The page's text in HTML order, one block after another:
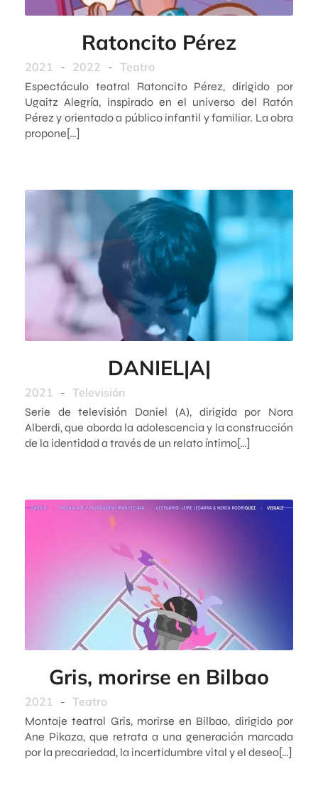
Ratoncito Pérez
2021 - 2022 - Teatro
Espectáculo teatral Ratoncito Pérez, dirigido por
Ugaitz Alegría, inspirado en el universo del Ratón
Pérez y orientado a público infantil y familiar. La obra
propone[…]
DANIEL|A|
2021 - Televisión
Serie de televisión Daniel (A), dirigida por Nora
Alberdi, que aborda la adolescencia y la construcción
de la identidad a través de un relato íntimo[…]
Gris, morirse en Bilbao
2021 - Teatro
Montaje teatral Gris, morirse en Bilbao, dirigido por
Ane Pikaza, que retrata a una generación marcada
por la precariedad, la incertidumbre vital y el deseo[…]